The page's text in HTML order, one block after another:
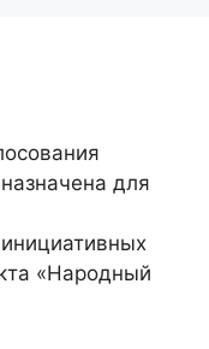
для
«Народный